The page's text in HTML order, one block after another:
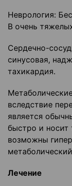
Неврология:
В очень
Сердечно-
синусовая,
тахикардия.
вследствие
является
быстро и носит
возможны
Лечение